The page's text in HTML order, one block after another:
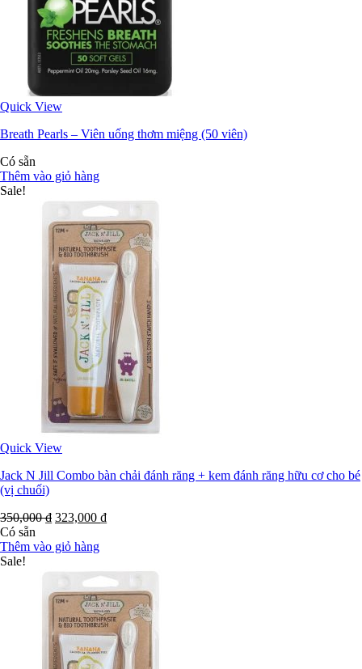
Quick View
Breath Pearls – Viên uống thơm miệng (50 viên)
Có sẵn
Thêm vào giỏ hàng
Sale!
Quick View
Jack N Jill Combo bàn chải đánh răng + kem đánh răng hữu cơ cho bé
(vị chuối)
350,000₫ 323,000 ₫
Có sẵn
Thêm vào giỏ hàng
Sale!